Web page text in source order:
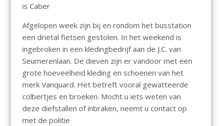
is Caber
Afgelopen week zijn bij en rondom het busstation
een drietal fietsen gestolen. In het weekend is
ingebroken in een kledingbedrijf aan de J.C. van
Seumerenlaan. De dieven zijn er vandoor met een
grote hoeveelheid kleding en schoenen van het
merk Vanquard. Het betreft vooral gewatteerde
colbertjes en broeken. Mocht u iets weten van
deze diefstallen of inbraken, neemt u contact op
met de politie